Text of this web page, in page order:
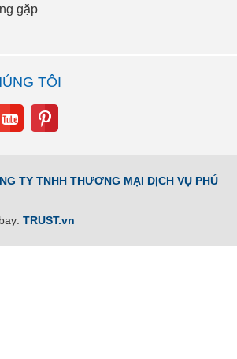
gặp
TÔI
TY TNHH THƯƠNG MẠI DỊCH VỤ PHÚ
TRUST.vn